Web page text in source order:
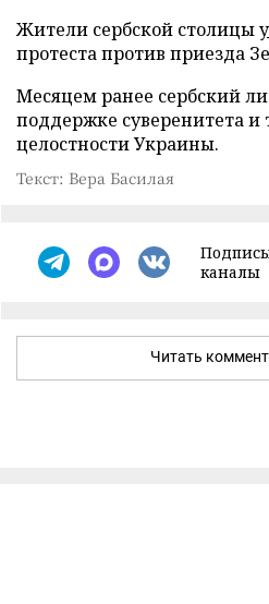
Жители сербской столицы
протеста против приезда
Месяцем ранее сербский
поддержке суверенитета и
целостности Украины.
Текст: Вера Басилая
каналы
Читать